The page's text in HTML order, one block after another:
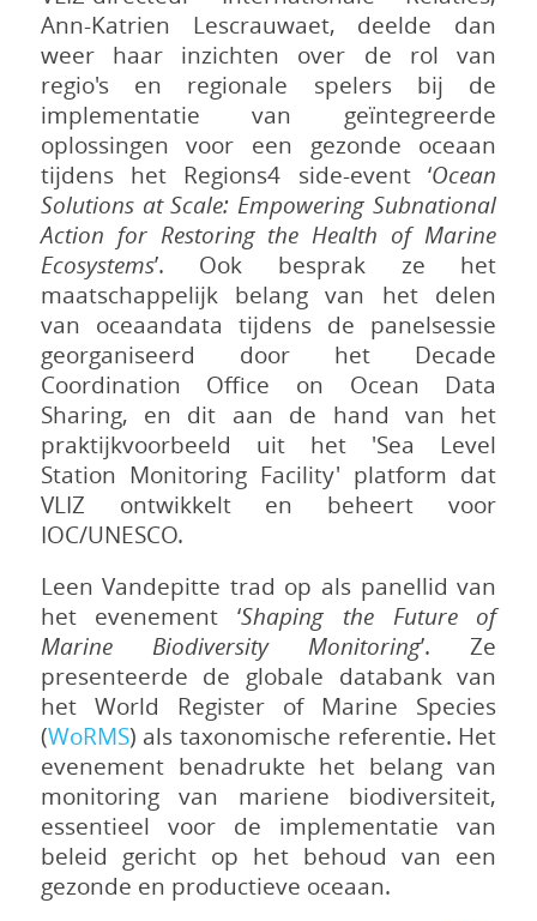
Ann-Katrien Lescrauwaet, deelde dan
weer haar inzichten over de rol van
regio's en regionale spelers bij de
implementatie van geïntegreerde
oplossingen voor een gezonde oceaan
tijdens het Regions4 side-event ‘Ocean
Solutions at Scale: Empowering Subnational
Action for Restoring the Health of Marine
Ecosystems’. Ook besprak ze het
maatschappelijk belang van het delen
van oceaandata tijdens de panelsessie
georganiseerd door het Decade
Coordination Office on Ocean Data
Sharing, en dit aan de hand van het
praktijkvoorbeeld uit het 'Sea Level
Station Monitoring Facility' platform dat
VLIZ ontwikkelt en beheert voor
IOC/UNESCO.
Leen Vandepitte trad op als panellid van
het evenement ‘Shaping the Future of
Marine Biodiversity Monitoring’. Ze
presenteerde de globale databank van
het World Register of Marine Species
(WoRMS) als taxonomische referentie. Het
evenement benadrukte het belang van
monitoring van mariene biodiversiteit,
essentieel voor de implementatie van
beleid gericht op het behoud van een
gezonde en productieve oceaan.